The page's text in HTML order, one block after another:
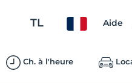
TL Aide
Ch. à l'heure